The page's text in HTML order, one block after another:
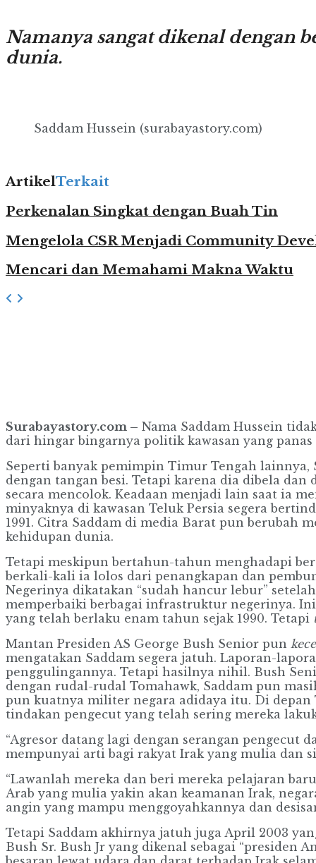
Namanya sangat dikenal dengan
dunia.
Saddam Hussein (surabayastory.com)
ArtikelTerkait
Perkenalan Singkat dengan Buah Tin
Mengelola CSR Menjadi Community
Mencari dan Memahami Makna Waktu
Surabayastory.com – Nama Saddam Hussein
dari hingar bingarnya po­litik kawasan yang panas
Seperti banyak pemimpin Timur Tengah lainnya,
dengan tangan besi. Tetapi karena dia dibela
secara mencolok. Keadaan menjadi lain saat ia
minyaknya di kawasan Teluk Persia segera
1991. Citra Saddam di media Barat pun berubah
kehidupan dunia.
Tetapi meskipun bertahun-tahun menghadapi
berkali-kali ia lolos dari penangkapan dan
Negerinya dikatakan “sudah hancur lebur”
memperbaiki berbagai infrastruktur negerinya.
yang telah berlaku enam tahun sejak 1990. Tetapi
Mantan Presiden AS George Bush Senior pun
mengatakan Saddam segera jatuh. Laporan-
penggulingannya. Tetapi hasilnya nihil. Bush
dengan rudal-rudal Tomahawk, Saddam pun
pun kuatnya militer negara adidaya itu. Di depan
tindakan pengecut yang telah sering mereka
“Agresor datang lagi dengan serangan pengecut
mempunyai arti bagi rakyat Irak yang mulia dan
“Lawanlah mereka dan beri mereka pelajaran
Arab yang mulia yakin akan keamanan Irak,
angin yang mampu menggoyahkannya dan
Tetapi Saddam akhirnya jatuh juga April 2003
Bush Sr. Bush Jr yang dikenal sebagai “presiden